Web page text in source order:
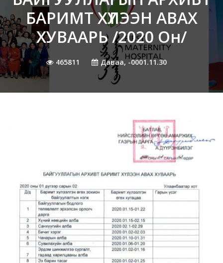
БАРИМТ ХҮЛЭЭН АВАХ
ХУВААРЬ /2020 Он/
465811 Даваа, -0001.11.30